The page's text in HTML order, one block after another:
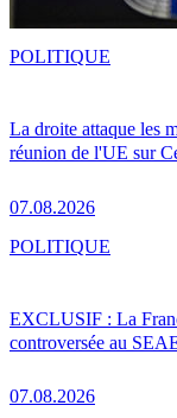
La droite attaque les
réunion de l'UE sur
07.08.2026
POLITIQUE
EXCLUSIF : La
controversée au
07.08.2026
POLITIQUE